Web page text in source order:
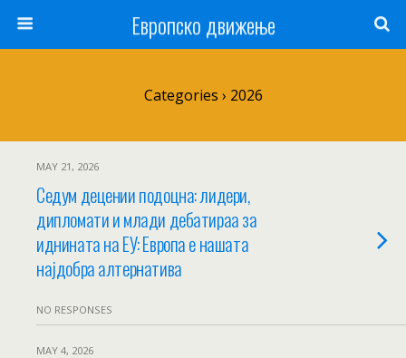
Европско движење
Categories › 2026
MAY 21, 2026
Седум децении подоцна: лидери,
дипломати и млади дебатираа за
иднината на ЕУ: Европа е нашата
најдобра алтернатива
NO RESPONSES
MAY 4, 2026